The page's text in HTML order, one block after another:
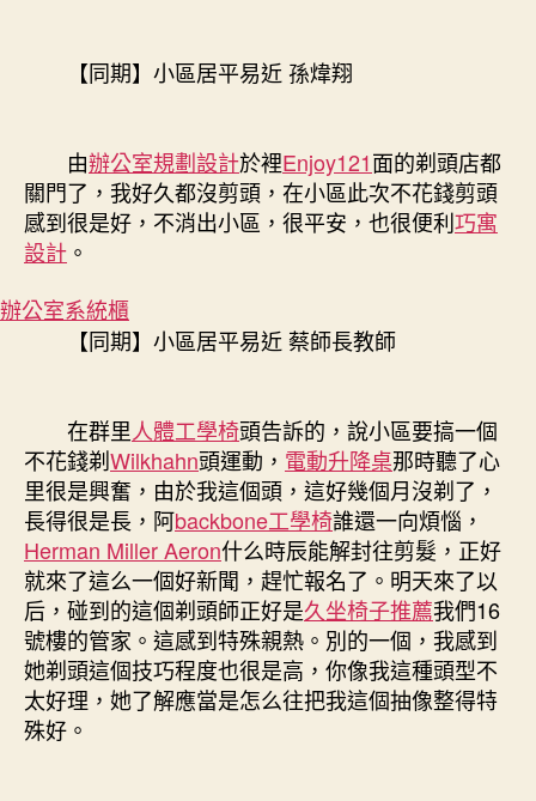
【同期】小區居平易近 孫煒翔
由辦公室規劃設計於裡Enjoy121面的剃頭店都
關門了，我好久都沒剪頭，在小區此次不花錢剪頭
感到很是好，不消出小區，很平安，也很便利巧寓
設計 。
辦公室系統櫃
【同期】小區居平易近 蔡師長教師
在群里人體工學椅頭告訴的，說小區要搞一個
不花錢剃Wilkhahn頭運動， 電動升降桌那時聽了心
里很是興奮，由於我這個頭，這好幾個月沒剃了，
長得很是長，阿backbone工學椅誰還一向煩惱，
Herman Miller Aeron什么時辰能解封往剪髮，正好
就來了這么一個好新聞，趕忙報名了。明天來了以
后，碰到的這個剃頭師正好是久坐椅子推薦我們16
號樓的管家。這感到特殊親熱。別的一個，我感到
她剃頭這個技巧程度也很是高，你像我這種頭型不
太好理，她了解應當是怎么往把我這個抽像整得特
殊好。